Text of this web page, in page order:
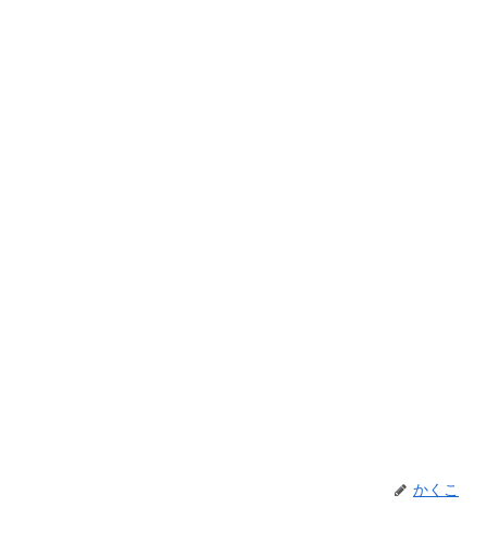
かくこ